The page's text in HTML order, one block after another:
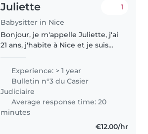
Juliette
Babysitter in Nice
1
Bonjour, je m'appelle Juliette, j'ai
21 ans, j'habite à Nice et je suis
hôtellerie. Depuis maintenant
trois ans, en dehors de mes
études et pendant mon temps..
Experience: > 1 year
Bulletin n°3 du Casier
Judiciaire
Average response time: 20
minutes
€12.00/hr